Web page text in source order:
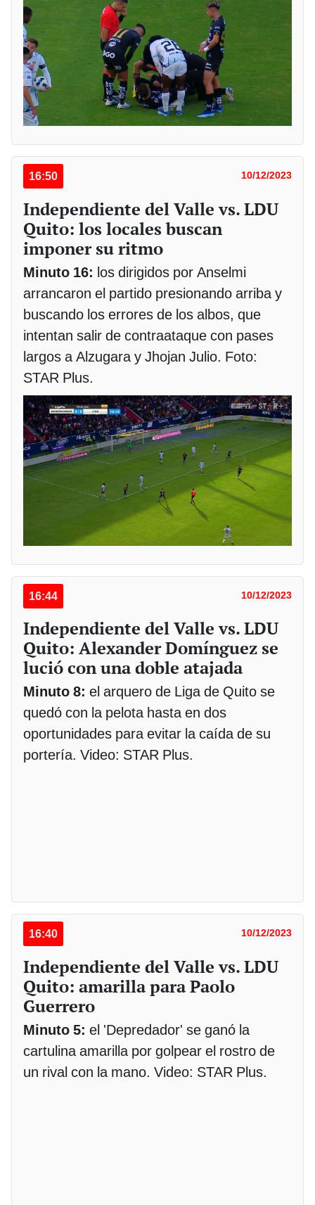
16:50 10/12/2023
Independiente del Valle vs. LDU
Quito: los locales buscan
imponer su ritmo
Minuto 16: los dirigidos por Anselmi
arrancaron el partido presionando arriba y
buscando los errores de los albos, que
intentan salir de contraataque con pases
largos a Alzugara y Jhojan Julio. Foto:
STAR Plus.
16:44 10/12/2023
Independiente del Valle vs. LDU
Quito: Alexander Domínguez se
lució con una doble atajada
Minuto 8: el arquero de Liga de Quito se
quedó con la pelota hasta en dos
oportunidades para evitar la caída de su
portería. Video: STAR Plus.
16:40 10/12/2023
Independiente del Valle vs. LDU
Quito: amarilla para Paolo
Guerrero
Minuto 5: el 'Depredador' se ganó la
cartulina amarilla por golpear el rostro de
un rival con la mano. Video: STAR Plus.